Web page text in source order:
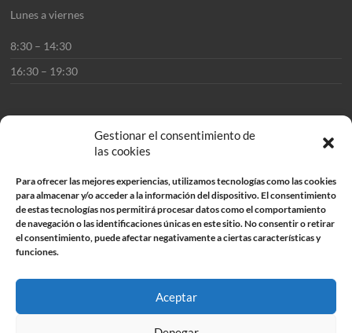
Gestionar el consentimiento de
las cookies
Para ofrecer las mejores experiencias, utilizamos tecnologías como las cookies
para almacenar y/o acceder a la información del dispositivo. El consentimiento
de estas tecnologías nos permitirá procesar datos como el comportamiento
de navegación o las identificaciones únicas en este sitio. No consentir o retirar
el consentimiento, puede afectar negativamente a ciertas características y
funciones.
Aceptar
Lunes a viernes
8:30 – 14:30
16:30 – 19:30
CONTACTO
Llámanos o envíanos tu consulta
(+34) 958 293 754